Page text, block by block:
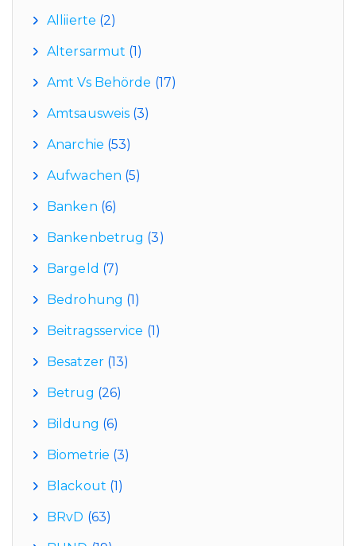
Alliierte (2)
Altersarmut (1)
Amt Vs Behörde (17)
Amtsausweis (3)
Anarchie (53)
Aufwachen (5)
Banken (6)
Bankenbetrug (3)
Bargeld (7)
Bedrohung (1)
Beitragsservice (1)
Besatzer(13)
Betrug (26)
Bildung (6)
Biometrie (3)
Blackout (1)
BRvD (63)